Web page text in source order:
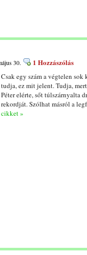
30. 1 Hozzászólás
Csak egy szám a végtelen
tudja, ez mit jelent. Tudja,
Péter elérte, sőt túlszárnyalta
rekordját. Szólhat másról a
cikket »